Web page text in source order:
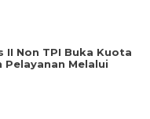
II Non TPI Buka Kuota
Pelayanan Melalui